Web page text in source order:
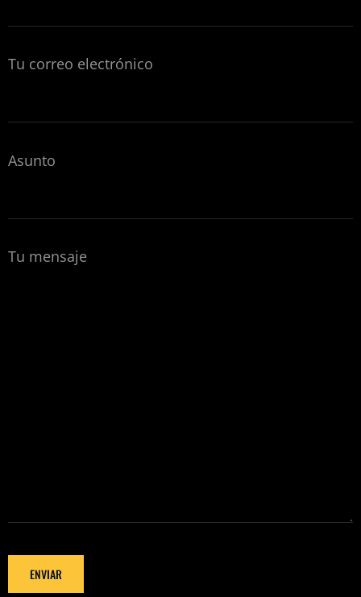
Tu correo electrónico
Asunto
Tu mensaje